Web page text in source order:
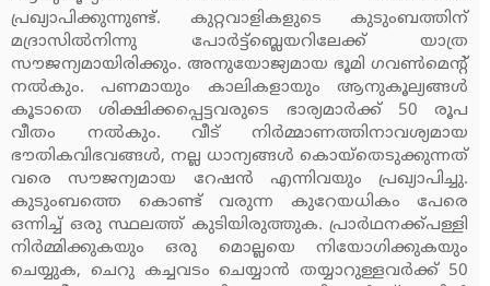
പ്രഖ്യാപിക്കുന്നുണ്ട്. കുറ്റവാളികളുടെ കുടുംബത്തിന്
മദ്രാസില്‍നിന്നു പോര്‍ട്ട്‌ബ്ലെയറിലേക്ക് യാത്ര
സൗജന്യമായിരിക്കും. അനുയോജ്യമായ ഭൂമി ഗവണ്‍മെന്റ്
നല്‍കും. പണമായും കാലികളായും ആനുകൂല്യങ്ങള്‍
കൂടാതെ ശിക്ഷിക്കപ്പെട്ടവരുടെ ഭാര്യമാര്‍ക്ക് 50 രൂപ
വീതം നല്‍കും. വീട് നിര്‍മ്മാണത്തിനാവശ്യമായ
ഭൗതികവിഭവങ്ങള്‍, നല്ല ധാന്യങ്ങള്‍ കൊയ്‌തെടുക്കുന്നത്
വരെ സൗജന്യമായ റേഷന്‍ എന്നിവയും പ്രഖ്യാപിച്ചു.
കുടുംബത്തെ കൊണ്ട് വരുന്ന കുറേയധികം പേരെ
ഒന്നിച്ച് ഒരു സ്ഥലത്ത് കുടിയിരുത്തുക. പ്രാര്‍ഥനക്ക്പള്ളി
നിര്‍മ്മിക്കുകയും ഒരു മൊല്ലയെ നിയോഗിക്കുകയും
ചെയ്യുക, ചെറു കച്ചവടം ചെയ്യാന്‍ തയ്യാറുള്ളവര്‍ക്ക് 50